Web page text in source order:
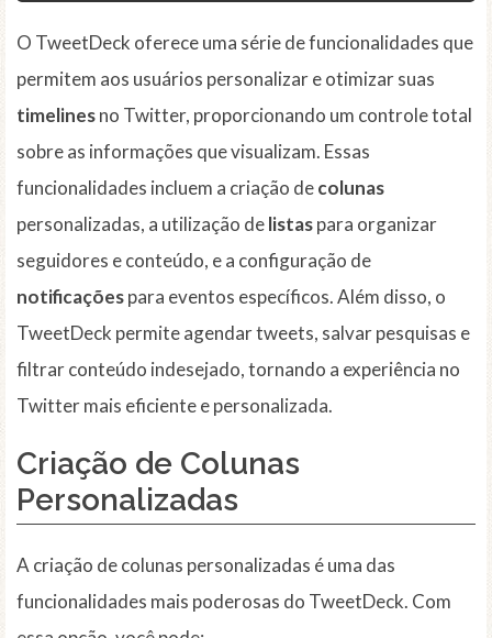
O TweetDeck oferece uma série de funcionalidades que
permitem aos usuários personalizar e otimizar suas
timelinesno Twitter, proporcionando um controle total
sobre as informações que visualizam. Essas
funcionalidades incluem a criação decolunas
personalizadas, a utilização delistaspara organizar
seguidores e conteúdo, e a configuração de
notificaçõespara eventos específicos. Além disso, o
TweetDeck permite agendar tweets, salvar pesquisas e
filtrar conteúdo indesejado, tornando a experiência no
Twitter mais eficiente e personalizada.
Criação de Colunas
Personalizadas
A criação de colunas personalizadas é uma das
funcionalidades mais poderosas do TweetDeck. Com